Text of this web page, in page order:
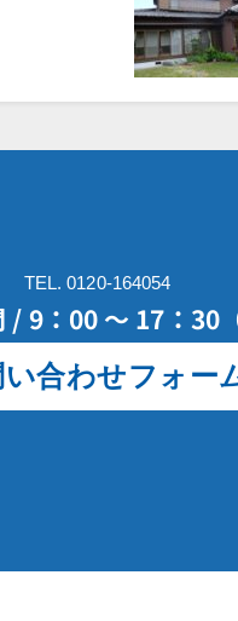
TEL. 0120-164054
9：00 ～ 17：30（
い合わせフォー